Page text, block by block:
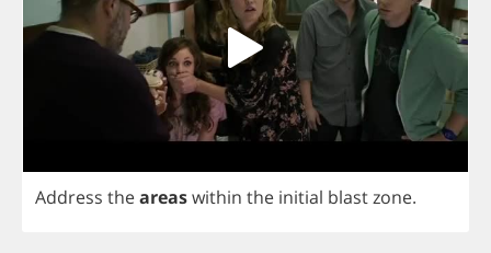
Address theareaswithin the initial blastzone.